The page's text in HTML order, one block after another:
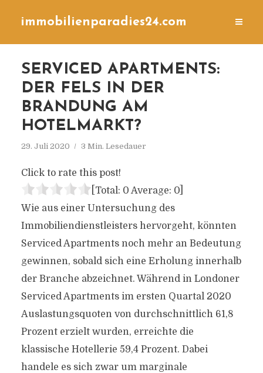
immobilienparadies24.com
SERVICED APARTMENTS:
DER FELS IN DER
BRANDUNG AM
HOTELMARKT?
29. Juli 2020 3 Min. Lesedauer
Click to rate this post!
[Total: 0 Average: 0]
Wie aus einer Untersuchung des
Immobiliendienstleisters hervorgeht, könnten
Serviced Apartments noch mehr an Bedeutung
gewinnen, sobald sich eine Erholung innerhalb
der Branche abzeichnet. Während in Londoner
Serviced Apartments im ersten Quartal 2020
Auslastungsquoten von durchschnittlich 61,8
Prozent erzielt wurden, erreichte die
klassische Hotellerie 59,4 Prozent. Dabei
handele es sich zwar um marginale